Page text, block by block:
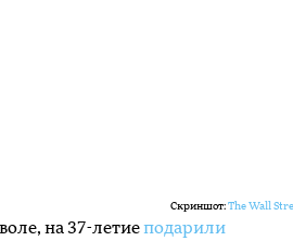
Скриншот: The Wall
на 37-летиеподарили